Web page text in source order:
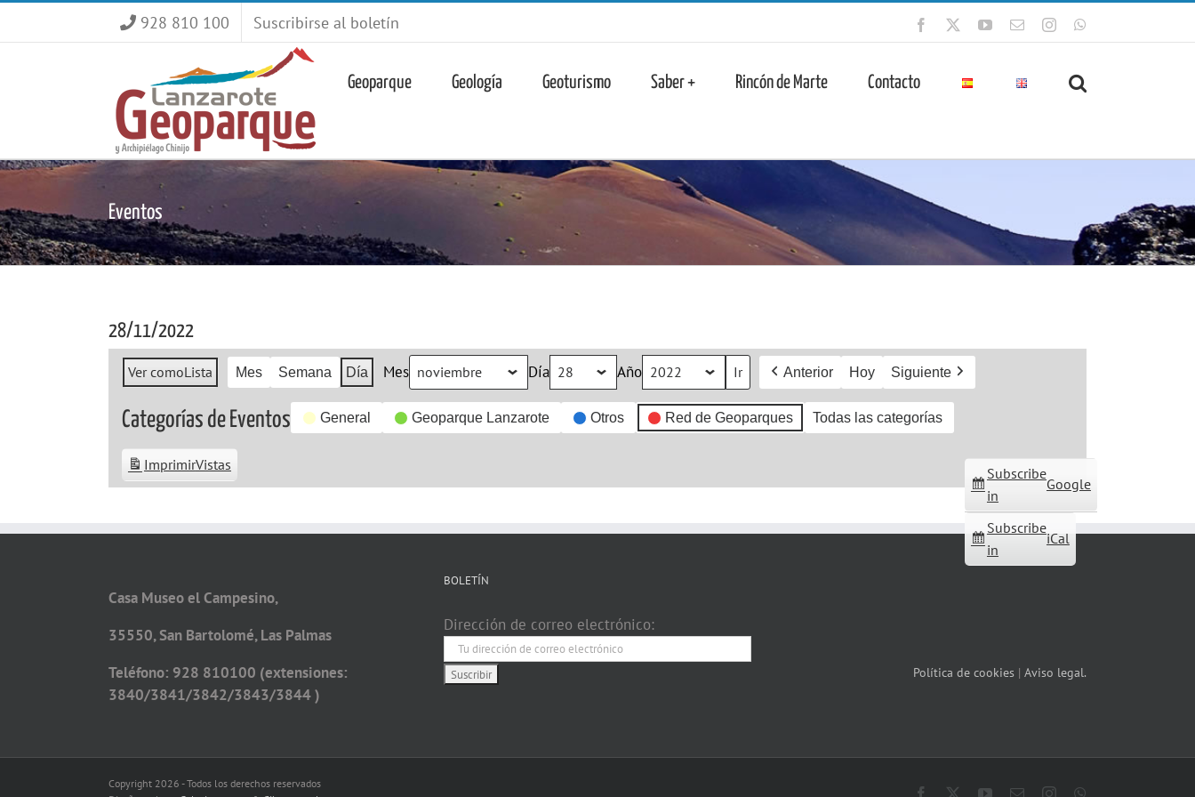
928 810 100 Suscribirse al boletín Facebook YouTube
CorreoInstagram
Geoparque Geología Geoturismo Saber + Rincón de Marte Contacto
Eventos
28/11/2022
Ver comoLista Mes Semana Día Mes Día Año Anterior Hoy Siguiente
Categorías de Eventos General Geoparque Lanzarote Otros Red de Geoparques Todas las categorías
Subscribe
in
Google
Subscribe
in
iCal
ImprimirVistas
Casa Museo el Campesino,
35550, San Bartolomé, Las Palmas
Teléfono: 928 810100 (extensiones:
3840/3841/3842/3843/3844 )
BOLETÍN
Dirección de correo electrónico:
Política de cookies | Aviso legal.
Copyright 2026 - Todos los derechos reservados
Facebook YouTube
CorreoInstagram